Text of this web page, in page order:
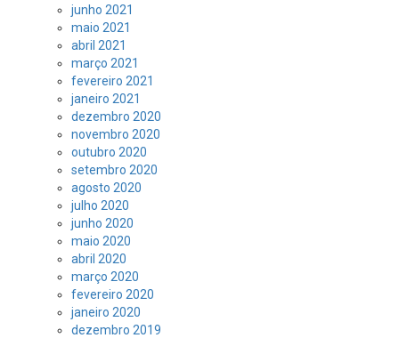
junho 2021
maio 2021
abril 2021
março 2021
fevereiro 2021
janeiro 2021
dezembro 2020
novembro 2020
outubro 2020
setembro 2020
agosto 2020
julho 2020
junho 2020
maio 2020
abril 2020
março 2020
fevereiro 2020
janeiro 2020
dezembro 2019